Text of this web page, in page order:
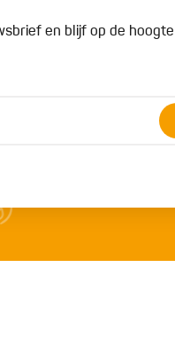
en blijf op de